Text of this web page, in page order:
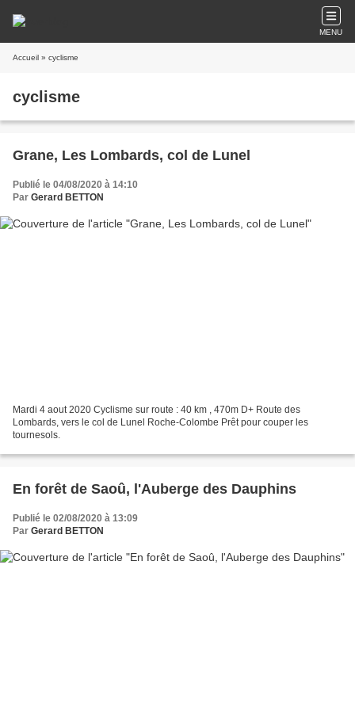
MENU
Accueil » cyclisme
cyclisme
Grane, Les Lombards, col de Lunel
Publié le 04/08/2020 à 14:10
Par Gerard BETTON
Mardi 4 aout 2020 Cyclisme sur route : 40 km , 470m D+ Route des
Lombards, vers le col de Lunel Roche-Colombe Prêt pour couper les
tournesols.
En forêt de Saoû, l'Auberge des Dauphins
Publié le 02/08/2020 à 13:09
Par Gerard BETTON